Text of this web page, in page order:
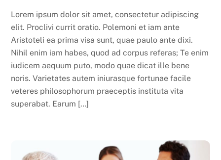
Lorem ipsum dolor sit amet, consectetur adipiscing
elit. Proclivi currit oratio. Polemoni et iam ante
Aristoteli ea prima visa sunt, quae paulo ante dixi.
Nihil enim iam habes, quod ad corpus referas; Te enim
iudicem aequum puto, modo quae dicat ille bene
noris. Varietates autem iniurasque fortunae facile
veteres philosophorum praeceptis instituta vita
superabat. Earum […]